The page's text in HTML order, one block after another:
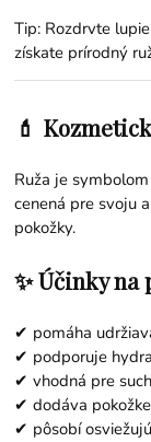
Tip: Rozdrvte
získate prírodný
💄
Ruža je
cenená pre svoju
pokožky.
✨ Účinky na
✔ pomáha
✔ podporuje
✔ vhodná pre
✔ dodáva
✔ pôsobí